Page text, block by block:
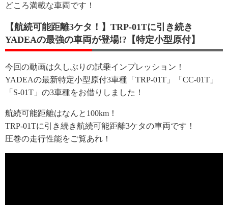
どころ満載な車両です！
【航続可能距離3ケタ！】TRP-01Tに引き続き
YADEAの最強の車両が登場!?【特定小型原付】
今回の動画は久しぶりの試乗インプレッション！
YADEAの最新特定小型原付3車種「TRP-01T」「CC-01T」
「S-01T」の3車種をお借りしました！
航続可能距離はなんと100km！
TRP-01Tに引き続き航続可能距離3ケタの車両です！
圧巻の走行性能をご覧あれ！